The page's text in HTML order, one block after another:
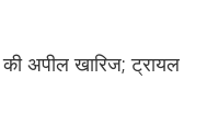
अपील खारिज; ट्रायल